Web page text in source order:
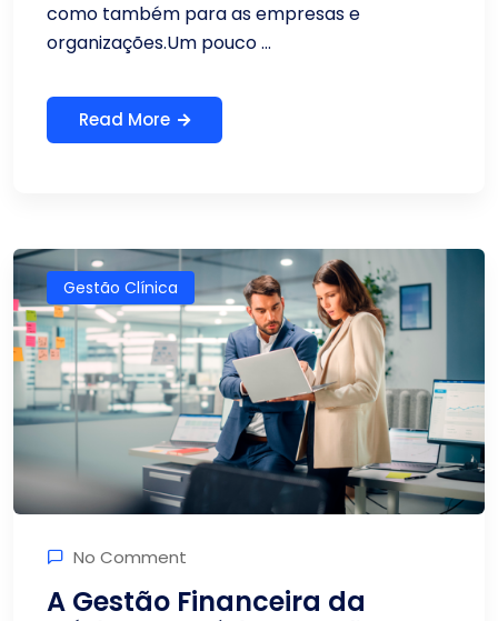
como também para as empresas e
organizações.Um pouco ...
Read More
Gestão Clínica
No Comment
A Gestão Financeira da